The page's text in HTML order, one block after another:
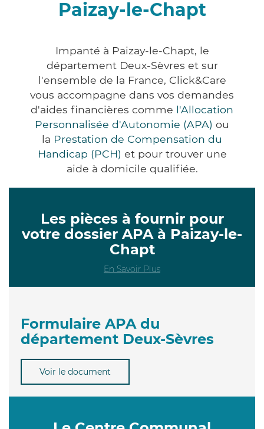
Paizay-le-Chapt
Impanté à Paizay-le-Chapt, le
département Deux-Sèvres et sur
l'ensemble de la France, Click&Care
vous accompagne dans vos demandes
d'aides financières comme l'Allocation
Personnalisée d'Autonomie (APA) ou
la Prestation de Compensation du
Handicap (PCH) et pour trouver une
aide à domicile qualifiée.
Les pièces à fournir pour
votre dossier APA à Paizay-le-
Chapt
En Savoir Plus
Formulaire APA du
département Deux-Sèvres
Voir le document